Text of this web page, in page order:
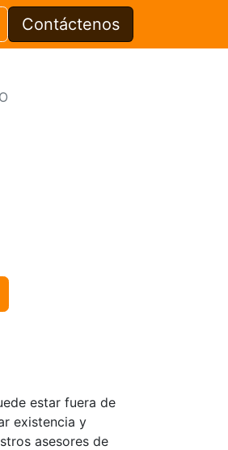
Contáctenos
estar fuera de
existencia y
asesores de